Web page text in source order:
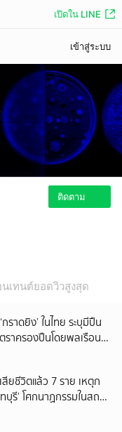
เปิดใน LINE
เข้าสู่ระบบ
ติดตาม
เทนต์ยอดวิวสูงสุด
าดยิง’ ในไทย ระบุมีปืน
าครองปืนโดยพลเรือน
สียชีวิตแล้ว 7 ราย เหตุก
รี’ โศกนาฏกรรมในสถาน